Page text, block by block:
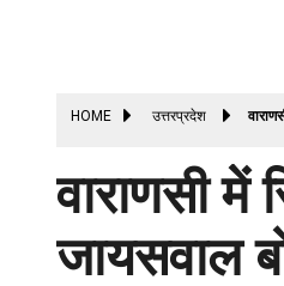
HOME उत्तरप्रदेश
वाराणसी में
जायसवाल